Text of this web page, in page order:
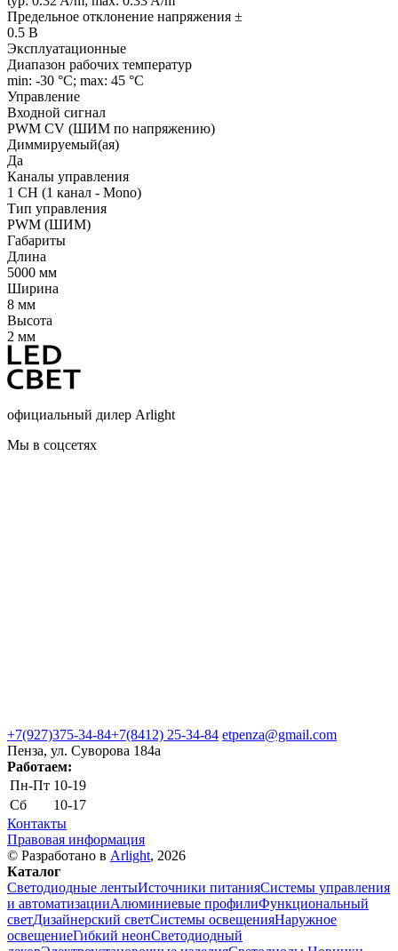
Предельное отклонение напряжения ±
0.5 В
Эксплуатационные
Диапазон рабочих температур
min: -30 °C; max: 45 °C
Управление
Входной сигнал
PWM СV (ШИМ по напряжению)
Диммируемый(ая)
Да
Каналы управления
1 CH (1 канал - Mono)
Тип управления
PWM (ШИМ)
Габариты
Длина
5000 мм
Ширина
8 мм
Высота
2 мм
официальный дилер Arlight
Мы в соцсетях
+7(927)375-34-84+7(8412) 25-34-84 etpenza@gmail.com
Пенза, ул. Cуворова 184а
Работаем:
Пн-Пт 10-19
Сб
10-17
Контакты
Правовая информация
© Разработано в Arlight, 2026
Каталог
Светодиодные лентыИсточники питанияСистемы управления
и автоматизацииАлюминиевые профилиФункциональный
светДизайнерский светСистемы освещенияНаружное
освещениеГибкий неонСветодиодный